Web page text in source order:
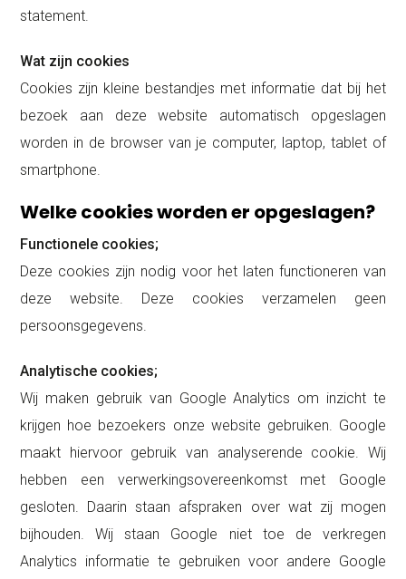
statement.
Wat zijn cookies
Cookies zijn kleine bestandjes met informatie dat bij het
bezoek aan deze website automatisch opgeslagen
worden in de browser van je computer, laptop, tablet of
smartphone.
Welke cookies worden er opgeslagen?
Functionele cookies;
Deze cookies zijn nodig voor het laten functioneren van
deze website. Deze cookies verzamelen geen
persoonsgegevens.
Analytische cookies;
Wij maken gebruik van Google Analytics om inzicht te
krijgen hoe bezoekers onze website gebruiken. Google
maakt hiervoor gebruik van analyserende cookie. Wij
hebben een verwerkingsovereenkomst met Google
gesloten. Daarin staan afspraken over wat zij mogen
bijhouden. Wij staan Google niet toe de verkregen
Analytics informatie te gebruiken voor andere Google